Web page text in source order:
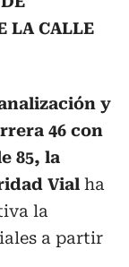
LA CALLE
y
46 con
85, la
Vial ha
la
a partir